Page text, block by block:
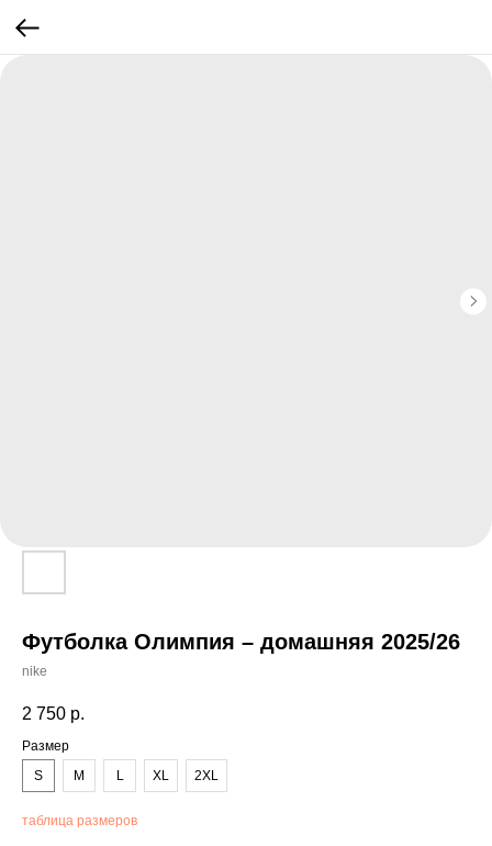
Футболка Олимпия – домашняя 2025/26
nike
2 750 р.
Размер
S
M L XL 2XL
таблица размеров